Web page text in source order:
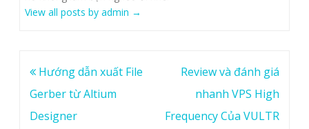
View all posts by admin →
Post
navigation
Hướng dẫn xuất File
Gerber từ Altium
Designer
Review và đánh giá
nhanh VPS High
Frequency Của VULTR